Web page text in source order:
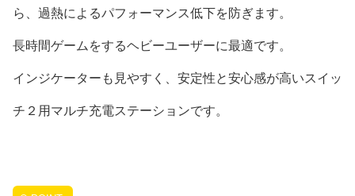
ら、過熱によるパフォーマンス低下を防ぎます。
長時間ゲームをするヘビーユーザーに最適です。
インジケーターも見やすく、安定性と安心感が高いスイッ
チ２用マルチ充電ステーションです。